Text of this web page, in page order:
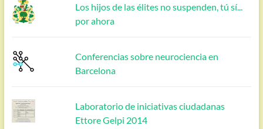
Los hijos de las élites no suspenden, tú sí...
por ahora
Conferencias sobre neurociencia en
Barcelona
Laboratorio de iniciativas ciudadanas
Ettore Gelpi 2014